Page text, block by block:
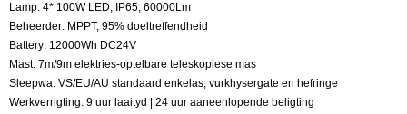
Lamp: 4* 100W LED, IP65, 60000Lm
Beheerder: MPPT, 95% doeltreffendheid
Battery: 12000Wh DC24V
Mast: 7m/9m elektries-optelbare teleskopiese mas
Sleepwa: VS/EU/AU standaard enkelas, vurkhysergate en hefringe
Werkverrigting: 9 uur laaityd | 24 uur aaneenlopende beligting